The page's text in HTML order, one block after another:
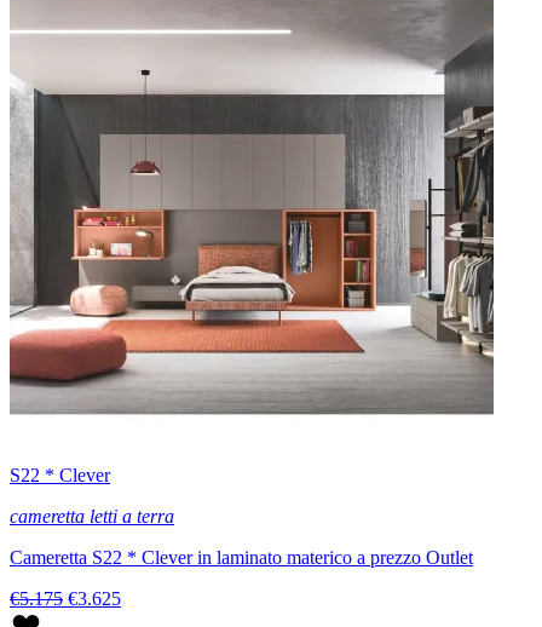
S22 * Clever
cameretta letti a terra
Cameretta S22 * Clever in laminato materico a prezzo Outlet
€5.175 €3.625